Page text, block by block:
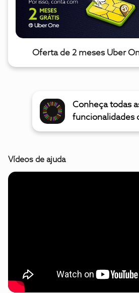
Oferta de 2 meses Uber
Conheça todas
funcionalidades
Vídeos de ajuda